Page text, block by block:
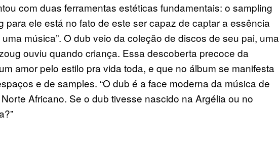
com duas ferramentas estéticas fundamentais: o sampling
para ele está no fato de este ser capaz de captar a essência
música”. O dub veio da coleção de discos de seu pai, uma
ouviu quando criança. Essa descoberta precoce da
amor pelo estilo pra vida toda, e que no álbum se manifesta
e de samples. “O dub é a face moderna da música de
Africano. Se o dub tivesse nascido na Argélia ou no